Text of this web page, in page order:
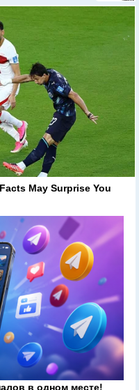
May Surprise You
в одном месте!